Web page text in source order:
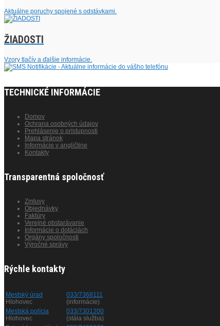
Aktuálne poruchy spojené s odstávkami.
ŽIADOSTI
Vzory tlačív a ďalšie informácie.
TECHNICKÉ INFORMÁCIE
Domov
Ochrana osobných údajov
Prehlásenie o prístupnosti
Mapa stránok
Informácie v angličtine
Kontakty
Transparentná spoločnosť
Zmluvy
Objednávky
Faktúry
Verejné obstarávanie
Informácie o dotáciách
Orgány spoločnosti
Výročné správy
Rýchle kontakty
Mestský úrad
Hlohovec
033/7368111
(informácie)
Mestská polícia
Hlohovec
033/7301200
(stála služba)